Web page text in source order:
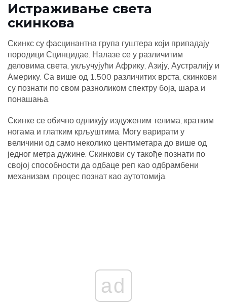
Истраживање света
скинкова
Скинкс су фасцинантна група гуштера који припадају
породици Сцинцидае. Налазе се у различитим
деловима света, укључујући Африку, Азију, Аустралију и
Америку. Са више од 1.500 различитих врста, скинкови
су познати по свом разноликом спектру боја, шара и
понашања.
Скинке се обично одликују издуженим телима, кратким
ногама и глатким крљуштима. Могу варирати у
величини од само неколико центиметара до више од
једног метра дужине. Скинкови су такође познати по
својој способности да одбаце реп као одбрамбени
механизам, процес познат као аутотомија.
ad